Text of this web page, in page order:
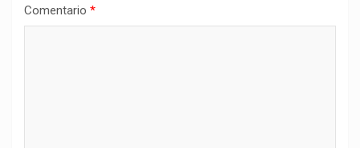
Comentario *